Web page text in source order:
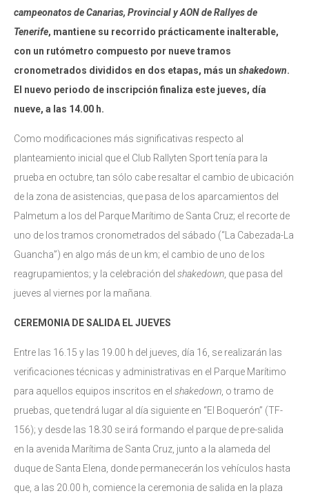
campeonatos de Canarias, Provincial y AON de Rallyes de
Tenerife, mantiene su recorrido prácticamente inalterable,
con un rutómetro compuesto por nueve tramos
cronometrados divididos en dos etapas, más un shakedown.
El nuevo periodo de inscripción finaliza este jueves, día
nueve, a las 14.00 h.
Como modificaciones más significativas respecto al
planteamiento inicial que el Club Rallyten Sport tenía para la
prueba en octubre, tan sólo cabe resaltar el cambio de ubicación
de la zona de asistencias, que pasa de los aparcamientos del
Palmetum a los del Parque Marítimo de Santa Cruz; el recorte de
uno de los tramos cronometrados del sábado (“La Cabezada-La
Guancha”) en algo más de un km; el cambio de uno de los
reagrupamientos; y la celebración del shakedown , que pasa del
jueves al viernes por la mañana.
CEREMONIA DE SALIDA EL JUEVES
Entre las 16.15 y las 19.00 h del jueves, día 16, se realizarán las
verificaciones técnicas y administrativas en el Parque Marítimo
para aquellos equipos inscritos en el shakedown , o tramo de
pruebas, que tendrá lugar al día siguiente en “El Boquerón” (TF-
156); y desde las 18.30 se irá formando el parque de pre-salida
en la avenida Marítima de Santa Cruz, junto a la alameda del
duque de Santa Elena, donde permanecerán los vehículos hasta
que, a las 20.00 h, comience la ceremonia de salida en la plaza